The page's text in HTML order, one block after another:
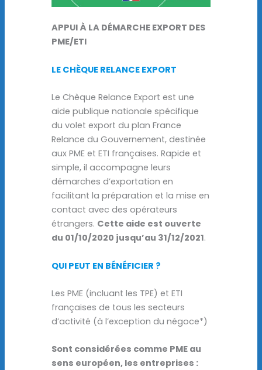
APPUI À LA DÉMARCHE EXPORT DES
PME/ETI
LE CHÈQUE RELANCE EXPORT
Le Chèque Relance Export est une
aide publique nationale spécifique
du volet export du plan France
Relance du Gouvernement, destinée
aux PME et ETI françaises. Rapide et
simple, il accompagne leurs
démarches d’exportation en
facilitant la préparation et la mise en
contact avec des opérateurs
étrangers. Cette aide est ouverte
du 01/10/2020 jusqu’au 31/12/2021.
QUI PEUT EN BÉNÉFICIER ?
Les PME (incluant les TPE) et ETI
françaises de tous les secteurs
d’activité (à l’exception du négoce*)
Sont considérées comme PME au
sens européen, les entreprises :